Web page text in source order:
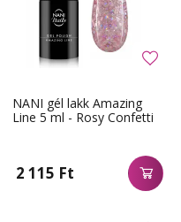
NANI gél lakk Amazing
Line 5 ml - Rosy Confetti
2 115 Ft